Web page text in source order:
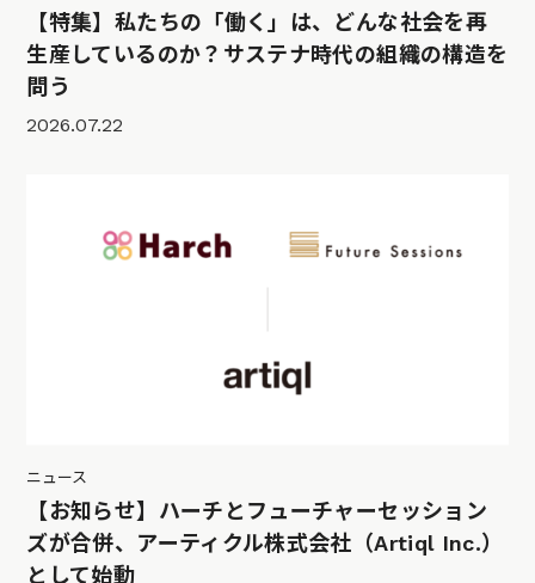
【特集】私たちの「働く」は、どんな社会を再
生産しているのか？サステナ時代の組織の構造を
問う
2026.07.22
ニュース
【お知らせ】ハーチとフューチャーセッション
ズが合併、アーティクル株式会社（Artiql Inc.）
として始動